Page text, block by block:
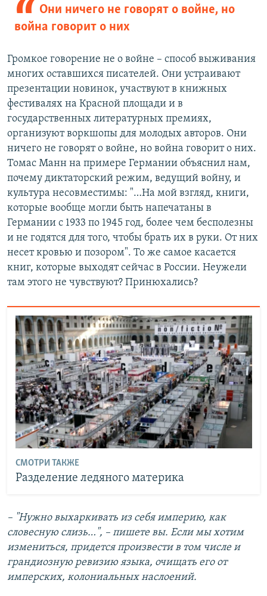
Они ничего не говорят о войне, но
война говорит о них
Громкое говорение не о войне – способ выживания
многих оставшихся писателей. Они устраивают
презентации новинок, участвуют в книжных
фестивалях на Красной площади и в
государственных литературных премиях,
организуют воркшопы для молодых авторов. Они
ничего не говорят о войне, но война говорит о них.
Томас Манн на примере Германии объяснил нам,
почему диктаторский режим, ведущий войну, и
культура несовместимы: "…На мой взгляд, книги,
которые вообще могли быть напечатаны в
Германии с 1933 по 1945 год, более чем бесполезны
и не годятся для того, чтобы брать их в руки. От них
несет кровью и позором". То же самое касается
книг, которые выходят сейчас в России. Неужели
там этого не чувствуют? Принюхались?
СМОТРИ ТАКЖЕ
Разделение ледяного материка
– "Нужно выхаркивать из себя империю, как
словесную слизь…", – пишете вы. Если мы хотим
измениться, придется произвести в том числе и
грандиозную ревизию языка, очищать его от
имперских, колониальных наслоений.